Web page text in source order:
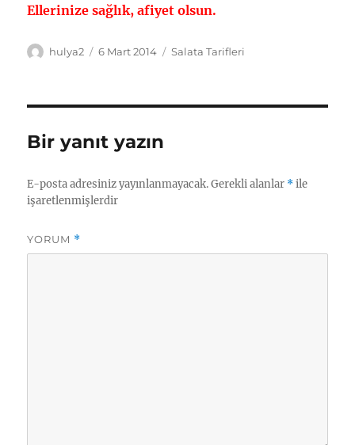
Ellerinize sağlık, afiyet olsun.
Yazar
hulya2
Yayın
6 Mart 2014 Kategoriler
Salata Tarifleri
Bir yanıt yazın
E-posta adresiniz yayınlanmayacak. Gerekli alanlar *ile
işaretlenmişlerdir
YORUM *